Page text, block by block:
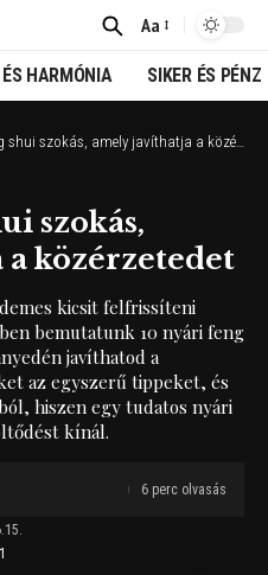
Font
Resizer
Aa
ÉS HARMÓNIA SIKER ÉS PÉNZ
szokás, amely javíthatja a közérzetedet
szokás,
közérzetedet
kicsit felfrissíteni
bemutatunk 10 nyári feng
javíthatod a
az egyszerű tippeket, és
hiszen egy tudatos nyári
kínál.
6 perc olvasás